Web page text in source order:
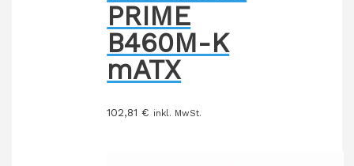
PRIME
B460M-K
mATX
102,81€ inkl. MwSt.